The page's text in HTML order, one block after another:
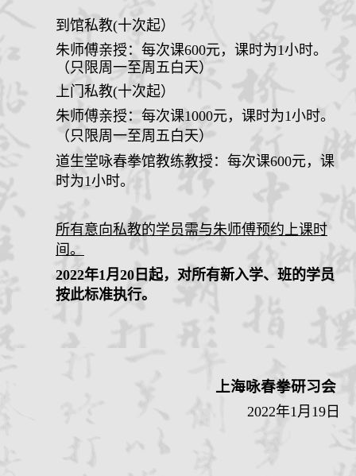
到馆私教(十次起）
朱师傅亲授：每次课600元，课时为1小时。
（只限周一至周五白天）
上门私教(十次起）
朱师傅亲授：每次课1000元，课时为1小时。
（只限周一至周五白天）
道生堂咏春拳馆教练教授：每次课600元，课
时为1小时。
所有意向私教的学员需与朱师傅预约上课时
间。
2022年1月 20 日起，对所有新入学、班的学员
按此标准执行。
上海咏春拳研习会
2022年1月19日